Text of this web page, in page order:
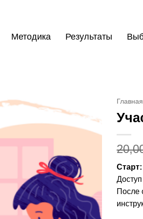
Методика Результаты
Главная
Старт:
После